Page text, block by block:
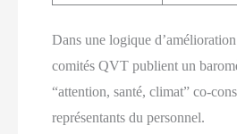
Dans une logique
comités QVT publient un
“attention, santé, climat” co-
représentants du personnel.